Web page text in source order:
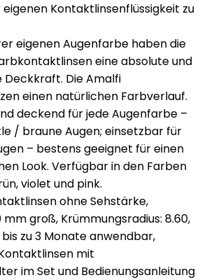
Kontaktlinsenflüssigkeit zu
eigenen Augenfarbe haben die
eine absolute und
Die Amalfi
einen natürlichen Farbverlauf.
deckend für jede Augenfarbe –
/ braune Augen; einsetzbar für
– bestens geeignet für einen
Look. Verfügbar in den Farben
violet und pink.
ohne Sehstärke,
mm groß, Krümmungsradius: 8.60,
zu 3 Monate anwendbar,
mit
im Set und Bedienungsanleitung